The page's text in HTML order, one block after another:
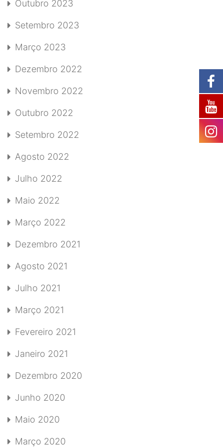
Outubro 2023
Setembro 2023
Março 2023
Dezembro 2022
Novembro 2022
Outubro 2022
Setembro 2022
Agosto 2022
Julho 2022
Maio 2022
Março 2022
Dezembro 2021
Agosto 2021
Julho 2021
Março 2021
Fevereiro 2021
Janeiro 2021
Dezembro 2020
Junho 2020
Maio 2020
Março 2020